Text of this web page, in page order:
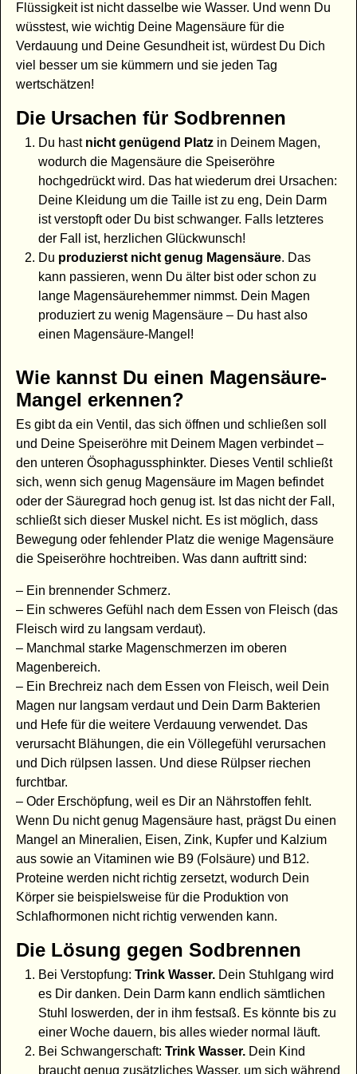
Flüssigkeit ist nicht dasselbe wie Wasser. Und wenn Du
wüsstest, wie wichtig Deine Magensäure für die
Verdauung und Deine Gesundheit ist, würdest Du Dich
viel besser um sie kümmern und sie jeden Tag
wertschätzen!
Die Ursachen für Sodbrennen
Du hast nicht genügend Platzin Deinem Magen,
wodurch die Magensäure die Speiseröhre
hochgedrückt wird. Das hat wiederum drei Ursachen:
Deine Kleidung um die Taille ist zu eng, Dein Darm
ist verstopft oder Du bist schwanger. Falls letzteres
der Fall ist, herzlichen Glückwunsch!
Du produzierst nicht genug Magensäure. Das
kann passieren, wenn Du älter bist oder schon zu
lange Magensäurehemmer nimmst. Dein Magen
produziert zu wenig Magensäure – Du hast also
einen Magensäure-Mangel!
Wie kannst Du einen Magensäure-
Mangel erkennen?
Es gibt da ein Ventil, das sich öffnen und schließen soll
und Deine Speiseröhre mit Deinem Magen verbindet –
den unteren Ösophagussphinkter. Dieses Ventil schließt
sich, wenn sich genug Magensäure im Magen befindet
oder der Säuregrad hoch genug ist. Ist das nicht der Fall,
schließt sich dieser Muskel nicht. Es ist möglich, dass
Bewegung oder fehlender Platz die wenige Magensäure
die Speiseröhre hochtreiben. Was dann auftritt sind:
– Ein brennender Schmerz.
– Ein schweres Gefühl nach dem Essen von Fleisch (das
Fleisch wird zu langsam verdaut).
– Manchmal starke Magenschmerzen im oberen
Magenbereich.
– Ein Brechreiz nach dem Essen von Fleisch, weil Dein
Magen nur langsam verdaut und Dein Darm Bakterien
und Hefe für die weitere Verdauung verwendet. Das
verursacht Blähungen, die ein Völlegefühl verursachen
und Dich rülpsen lassen. Und diese Rülpser riechen
furchtbar.
– Oder Erschöpfung, weil es Dir an Nährstoffen fehlt.
Wenn Du nicht genug Magensäure hast, prägst Du einen
Mangel an Mineralien, Eisen, Zink, Kupfer und Kalzium
aus sowie an Vitaminen wie B9 (Folsäure) und B12.
Proteine werden nicht richtig zersetzt, wodurch Dein
Körper sie beispielsweise für die Produktion von
Schlafhormonen nicht richtig verwenden kann.
Die Lösung gegen Sodbrennen
Bei Verstopfung: Trink Wasser. Dein Stuhlgang wird
es Dir danken. Dein Darm kann endlich sämtlichen
Stuhl loswerden, der in ihm festsaß. Es könnte bis zu
einer Woche dauern, bis alles wieder normal läuft.
Bei Schwangerschaft: Trink Wasser. Dein Kind
braucht genug zusätzliches Wasser, um sich während